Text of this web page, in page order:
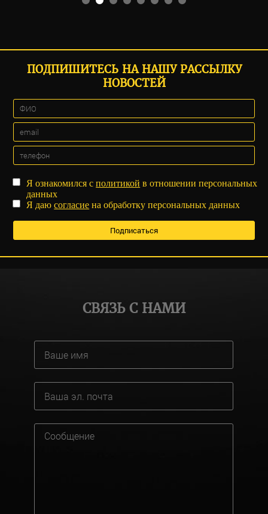
ПОДПИШИТЕСЬ НА НАШУ РАССЫЛКУ
НОВОСТЕЙ
Я ознакомился сполитикой в отношении персональных
данных
Я даюсогласие на обработку персональных данных
СВЯЗЬ С НАМИ